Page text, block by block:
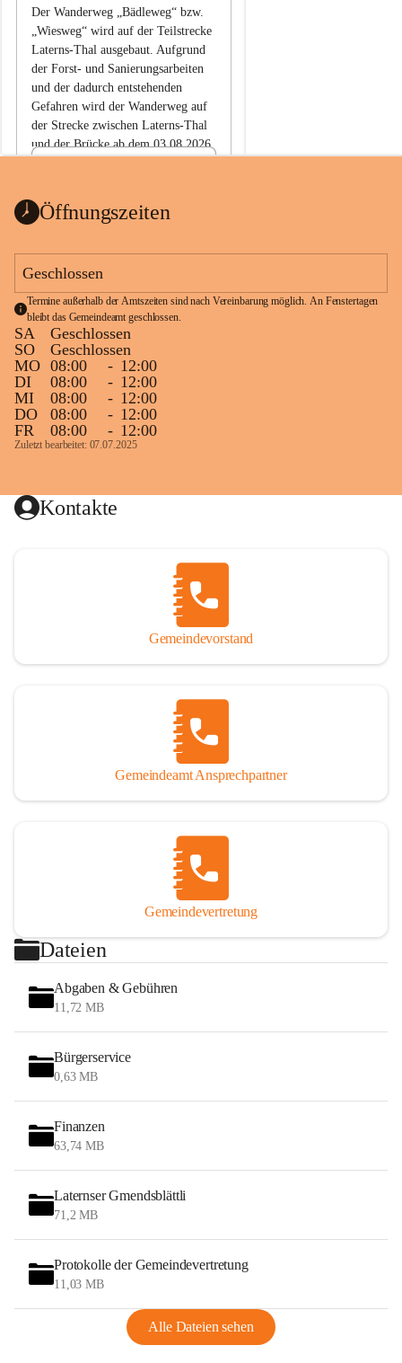
Der Wanderweg „Bädleweg“ bzw.
„Wiesweg“ wird auf der Teilstrecke
Laterns-Thal ausgebaut. Aufgrund
der Forst- und Sanierungsarbeiten
und der dadurch entstehenden
Gefahren wird der Wanderweg auf
der Strecke zwischen Laterns-Thal
und der Brücke ab dem 03.08.2026
ht
1 Seite•0,1 MB
Öffnungszeiten
Geschlossen
Termine außerhalb der Amtszeiten sind nach Vereinbarung möglich. An Fenstertagen
bleibt das Gemeindeamt geschlossen.
SA
Geschlossen
SO
Geschlossen
MO 08:00 - 12:00
DI
08:00 - 12:00
MI
08:00 - 12:00
DO
08:00 - 12:00
FR
08:00 - 12:00
Zuletzt bearbeitet: 07.07.2025
Kontakte
Gemeindevorstand
Gemeindeamt Ansprechpartner
Gemeindevertretung
Dateien
Abgaben & Gebühren
11,72 MB
Bürgerservice
0,63 MB
Finanzen
63,74 MB
Laternser Gmendsblättli
71,2 MB
Protokolle der Gemeindevertretung
11,03 MB
Alle Dateien sehen